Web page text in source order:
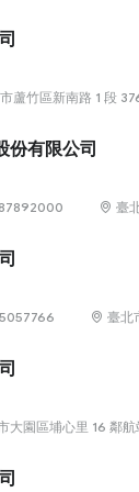
蘆竹區新南路 1 段
份有限公司
臺
臺北
大園區埔心里 16 鄰航